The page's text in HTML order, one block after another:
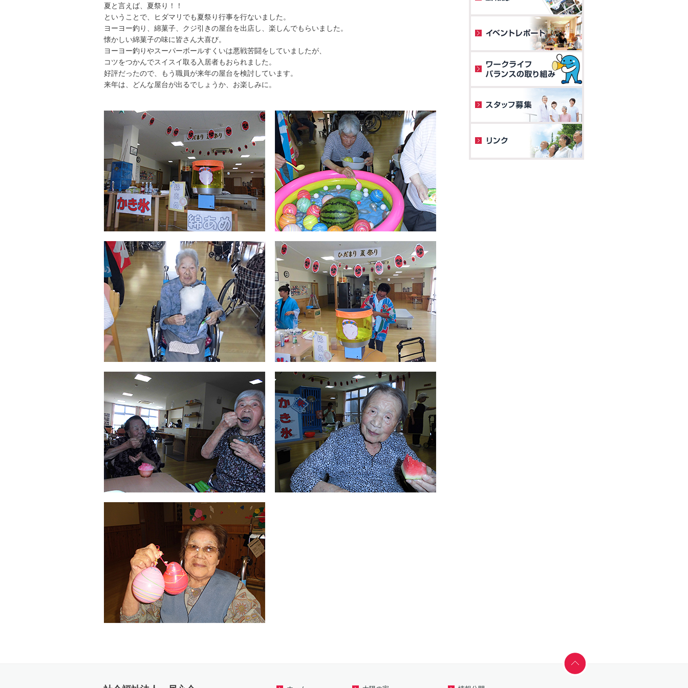
夏と言えば、夏祭り！！
ということで、ヒダマリでも夏祭り行事を行ないました。
ヨーヨー釣り、綿菓子、クジ引きの屋台を出店し、楽しんでもらいました。
懐かしい綿菓子の味に皆さん大喜び。
ヨーヨー釣りやスーパーボールすくいは悪戦苦闘をしていましたが、
コツをつかんでスイスイ取る入居者もおられました。
好評だったので、もう職員が来年の屋台を検討しています。
来年は、どんな屋台が出るでしょうか、お楽しみに。